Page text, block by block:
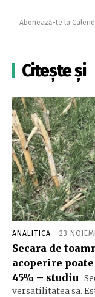
Abonează-te la
Citește și
ANALITICA 23
Secara de
acoperire
45% – studiu
versatilitatea sa.